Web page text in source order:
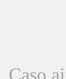
Caso